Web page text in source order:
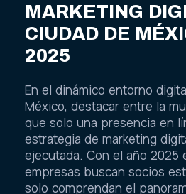
MARKETING
CIUDAD DE
2025
En el dinámico entorno
México, destacar entre la
que solo una presencia en
estrategia de marketing
ejecutada. Con el año 2025
empresas buscan socios
solo comprendan el